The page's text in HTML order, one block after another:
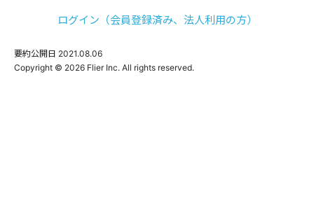
ログイン（会員登録済み、法人利用の方）
要約公開日 2021.08.06